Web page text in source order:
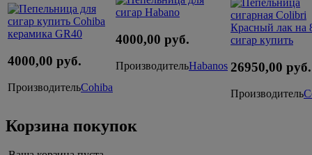
4000,00 руб.
ПроизводительCohiba
4000,00 руб.
ПроизводительHabanos 26950,00 руб.
Производитель
Корзина покупок